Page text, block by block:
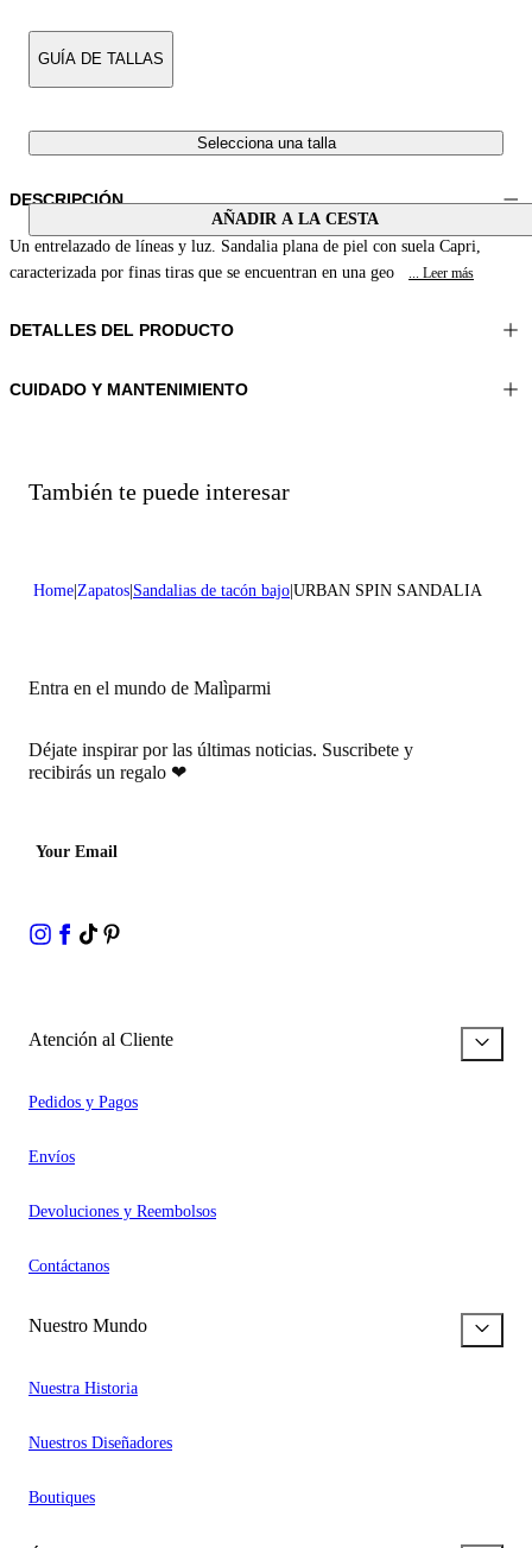
GUÍA DE TALLAS
Selecciona una talla
AÑADIR A LA CESTA
DESCRIPCIÓN
Un entrelazado de líneas y luz. Sandalia plana de piel con suela Capri,
caracterizada por finas tiras que se encuentran en una geo
... Leer más
DETALLES DEL PRODUCTO
Material:TOMA 1 100%PITÓN CUERO FORRO 1 100%CUERO DE
Altura del tacon:0,2 in 0,5 cm
CUIDADO Y MANTENIMIENTO
No tratar con cloro
No lavar en seco
También te puede interesar
Home Zapatos Sandalias de tacón bajo URBAN SPIN SANDALIA
Entra en el mundo de Malìparmi
Déjate inspirar por las últimas noticias. Suscribete y
recibirás un regalo ❤
Your Email
Atención al Cliente
Pedidos y Pagos
Envíos
Devoluciones y Reembolsos
Contáctanos
Nuestro Mundo
Nuestra Historia
Nuestros Diseñadores
Boutiques